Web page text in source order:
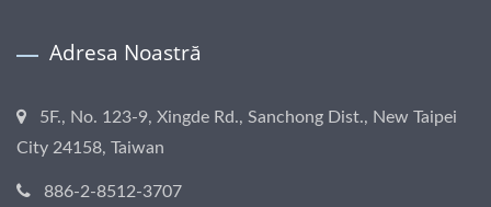
Adresa Noastră
5F., No. 123-9, Xingde Rd., Sanchong Dist., New Taipei
City 24158, Taiwan
886-2-8512-3707